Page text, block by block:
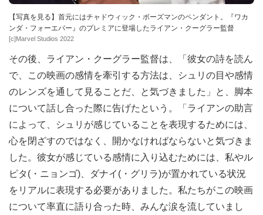
【写真を見る】首元にはチャドウィック・ボーズマンのペンダント。『ワカ
ンダ・フォーエバー』のプレミアに登場したライアン・クーグラー監督
[c]Marvel Studios 2022
その後、ライアン・クーグラー監督は、「彼女の詩を読ん
で、この映画の感情を牽引する方法は、シュリの目や感情
のレンズを通して見ることだ、と気づきました」と、脚本
について話し合った際に告げたという。「ライアンの助言
によって、シュリが感じていることを表現するためには、
心を閉ざすのではなく、開かなければならないと気づきま
した。彼女が感じている感情に入り込むためには、私やル
ピタ(・ニョンゴ)、ダナイ(・グリラ)が置かれている状況
をリアルに表現する必要がありました。私たちがこの映画
について率直に語り合った時、みんな涙を流していまし